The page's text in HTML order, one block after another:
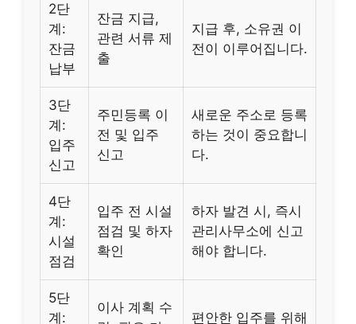
2단
계:
잔금
납부
잔금 지급,
관련 서류 제
출
지급 후, 소유권 이
전이 이루어집니다.
3단
계:
입주
신고
주민등록 이
전 및 입주
신고
새로운 주소로 등록
하는 것이 중요합니
다.
4단
계:
시설
점검
입주 전 시설
점검 및 하자
확인
하자 발견 시, 즉시
관리사무소에 신고
해야 합니다.
5단
계:
이사 계획 수
편안한 입주를 위해